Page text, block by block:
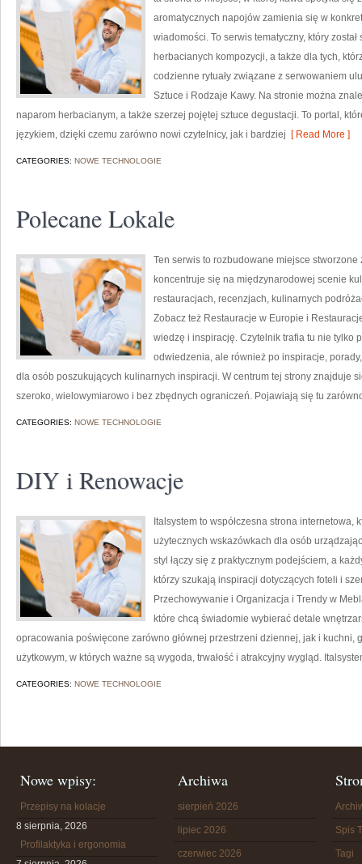
aromatycznych napojów zamienia się w
wiadomości. To serwis tematyczny, który
herbacianych kompozycji, a także dla tych,
codzienne rytuały związane z serwowaniem
Sztuce i Rodzaje Kawy. Na stronie można
naparom herbacianym, a także szerzej pojętej sztuce degustacji. To portal,
językiem, dzięki czemu zarówno nowi czytelnicy, jak i bardziej [ Read More ]
CATEGORIES: NOWE TECHNOLOGIE
Polecane Lokale
Ten serwis to rozbudowane miejsce
koncentruje się na międzynarodowej scenie
restauracjach, recenzjach, kulinarnych
Zobacz też Restauracje w Europie i
wiedzę i inspirację. Czytelnik trafia tu nie tylko
odwiedzenia, ale również po inspiracje,
dla osób poszukujących kulinarnych inspiracji. W centrum tej strony znajduje
szeroko, wielowymiarowo i bez zbędnych ograniczeń. Pojawiają się tu
CATEGORIES: NOWE TECHNOLOGIE
DIY i Renowacje
Italsystem to współczesna strona
użytecznych wskazówkach dla osób
styl łączy się z praktycznym podejściem, a
którzy szukają inspiracji dotyczących foteli i
Przechowywanie i Organizacja i Trendy w
które chcą świadomie wybierać detale
opracowania poświęcone zarówno głównej przestrzeni dziennej, jak i kuchni,
użytkowym, w których ważne są wygoda, trwałość i atrakcyjny wygląd.
CATEGORIES: NOWE TECHNOLOGIE
Nowe wpisy:
Przepisy na kolacje
8 sierpnia, 2026
Profilaktyka i ergonomia
Archiwa
sierpień 2026
lipiec 2026
czerwiec 2026
Spis
Tagi